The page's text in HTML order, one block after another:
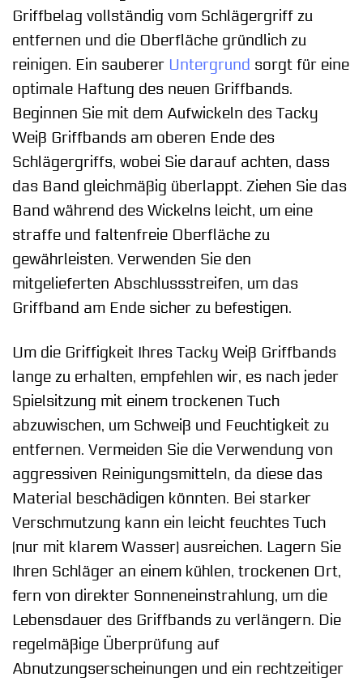
Griffbelag vollständig vom Schlägergriff zu
entfernen und die Oberfläche gründlich zu
reinigen. Ein sauberer Untergrund sorgt für eine
optimale Haftung des neuen Griffbands.
Beginnen Sie mit dem Aufwickeln des Tacky
Weiß Griffbands am oberen Ende des
Schlägergriffs, wobei Sie darauf achten, dass
das Band gleichmäßig überlappt. Ziehen Sie das
Band während des Wickelns leicht, um eine
straffe und faltenfreie Oberfläche zu
gewährleisten. Verwenden Sie den
mitgelieferten Abschlussstreifen, um das
Griffband am Ende sicher zu befestigen.
Um die Griffigkeit Ihres Tacky Weiß Griffbands
lange zu erhalten, empfehlen wir, es nach jeder
Spielsitzung mit einem trockenen Tuch
abzuwischen, um Schweiß und Feuchtigkeit zu
entfernen. Vermeiden Sie die Verwendung von
aggressiven Reinigungsmitteln, da diese das
Material beschädigen könnten. Bei starker
Verschmutzung kann ein leicht feuchtes Tuch
(nur mit klarem Wasser) ausreichen. Lagern Sie
Ihren Schläger an einem kühlen, trockenen Ort,
fern von direkter Sonneneinstrahlung, um die
Lebensdauer des Griffbands zu verlängern. Die
regelmäßige Überprüfung auf
Abnutzungserscheinungen und ein rechtzeitiger